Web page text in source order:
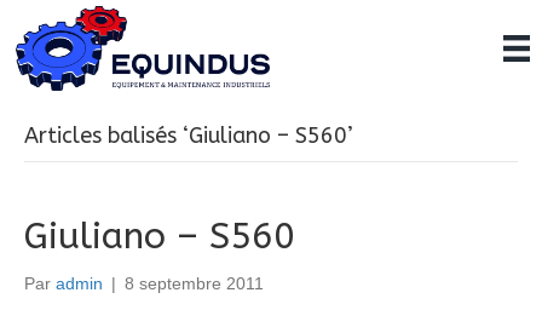
Articles balisés ‘Giuliano – S560’
Giuliano – S560
Par admin | 8 septembre 2011